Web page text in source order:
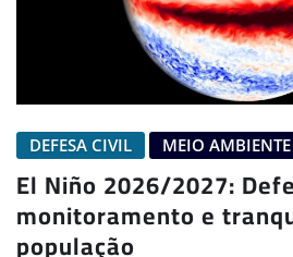
DEFESA CIVIL MEIO AMBIENTE
El Niño 2026/2027:
monitoramento e
população